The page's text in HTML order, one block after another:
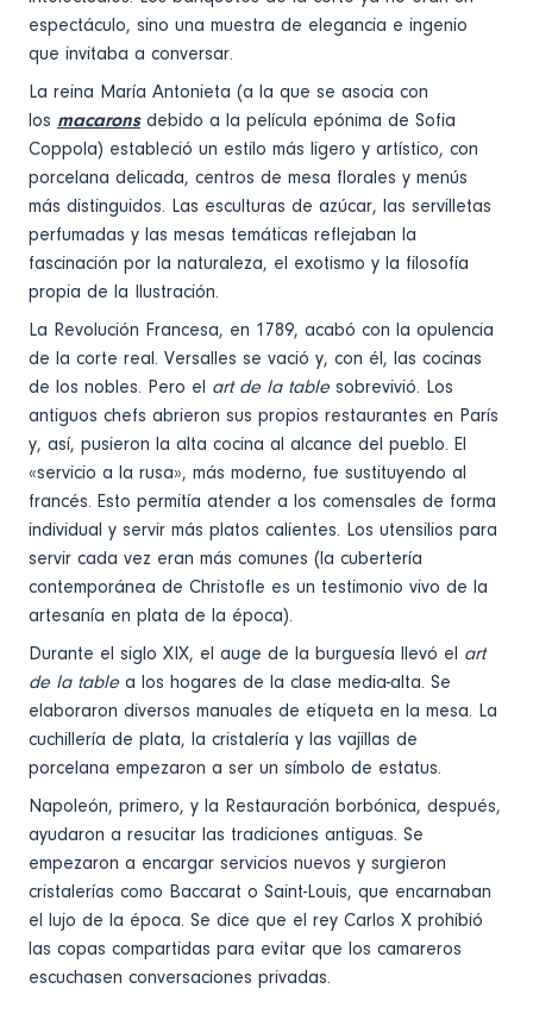
espectáculo, sino una muestra de elegancia e ingenio
que invitaba a conversar.
La reina María Antonieta (a la que se asocia con
los macaronsdebido a la película epónima de Sofia
Coppola) estableció un estilo más ligero y artístico, con
porcelana delicada, centros de mesa florales y menús
más distinguidos. Las esculturas de azúcar, las servilletas
perfumadas y las mesas temáticas reflejaban la
fascinación por la naturaleza, el exotismo y la filosofía
propia de la Ilustración.
La Revolución Francesa, en 1789, acabó con la opulencia
de la corte real. Versalles se vació y, con él, las cocinas
de los nobles. Pero el art de la table sobrevivió. Los
antiguos chefs abrieron sus propios restaurantes en París
y, así, pusieron la alta cocina al alcance del pueblo. El
«servicio a la rusa», más moderno, fue sustituyendo al
francés. Esto permitía atender a los comensales de forma
individual y servir más platos calientes. Los utensilios para
servir cada vez eran más comunes (la cubertería
contemporánea de Christofle es un testimonio vivo de la
artesanía en plata de la época).
Durante el siglo XIX, el auge de la burguesía llevó el art
de la table a los hogares de la clase media-alta. Se
elaboraron diversos manuales de etiqueta en la mesa. La
cuchillería de plata, la cristalería y las vajillas de
porcelana empezaron a ser un símbolo de estatus.
Napoleón, primero, y la Restauración borbónica, después,
ayudaron a resucitar las tradiciones antiguas. Se
empezaron a encargar servicios nuevos y surgieron
cristalerías como Baccarat o Saint-Louis, que encarnaban
el lujo de la época. Se dice que el rey Carlos X prohibió
las copas compartidas para evitar que los camareros
escuchasen conversaciones privadas.